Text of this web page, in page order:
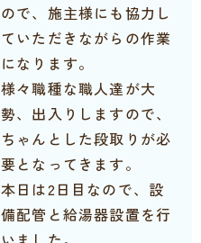
ので、施主様にも協力し
ていただきながらの作業
になります。
様々職種な職人達が大
勢、出入りしますので、
ちゃんとした段取りが必
要となってきます。
本日は2日目なので、設
備配管と給湯器設置を行